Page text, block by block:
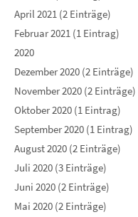
April 2021 (2 Einträge)
Februar 2021 (1 Eintrag)
2020
Dezember 2020 (2 Einträge)
November 2020 (2 Einträge)
Oktober 2020 (1 Eintrag)
September 2020 (1 Eintrag)
August 2020 (2 Einträge)
Juli 2020 (3 Einträge)
Juni 2020 (2 Einträge)
Mai 2020 (2 Einträge)